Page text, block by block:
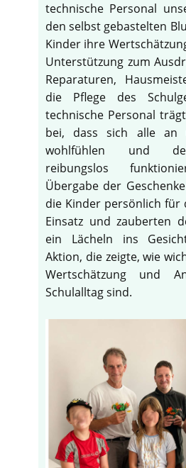
technische Personal
den selbst gebastelten
Kinder ihre
Unterstützung zum
Reparaturen,
die Pflege des
technische Personal
bei, dass sich alle an
wohlfühlen und
reibungslos
Übergabe der
die Kinder persönlich für
Einsatz und zauberten
ein Lächeln ins
Aktion, die zeigte, wie
Wertschätzung und
Schulalltag sind.